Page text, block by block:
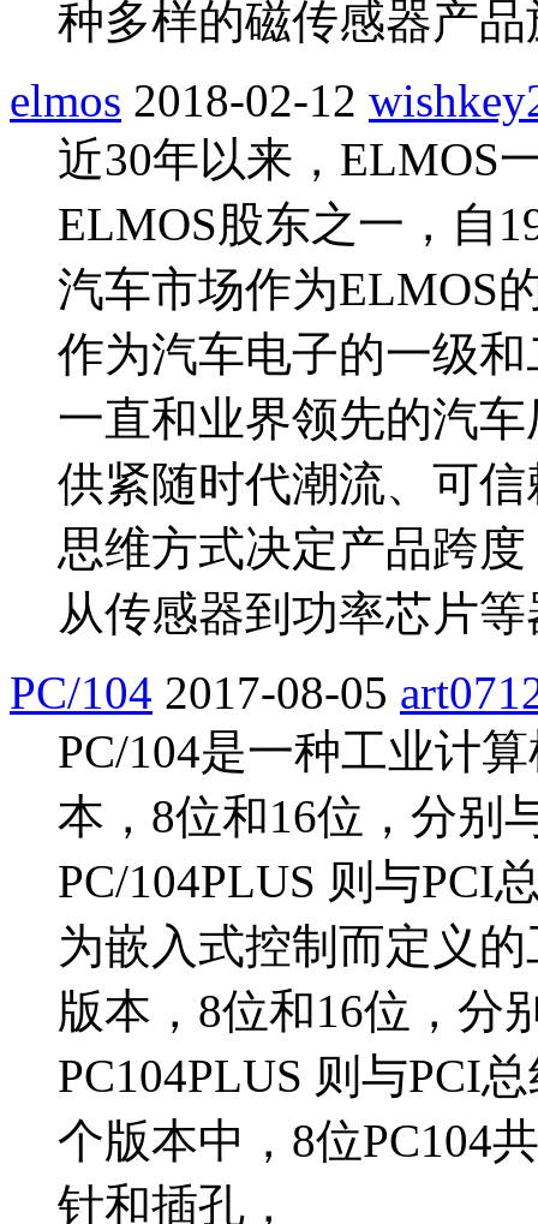
种多样的磁传感器产
elmos 2018-02-12
近30年以来，ELMOS
ELMOS股东之一，自
汽车市场作为ELMOS
作为汽车电子的一级
一直和业界领先的汽
供紧随时代潮流、可
思维方式决定产品跨
从传感器到功率芯片
PC/104 2017-08-05
PC/104是一种工业计
本，8位和16位，分别
PC/104PLUS 则与PCI
为嵌入式控制而定义
版本，8位和16位，分
PC104PLUS 则与PCI
个版本中，8位PC104
针和插孔，